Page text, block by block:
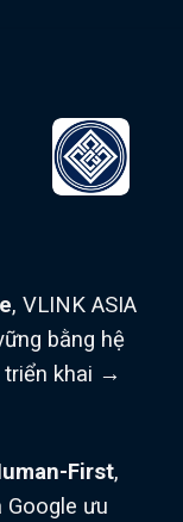
, VLINK ASIA
bằng hệ
khai →
First,
Google ưu